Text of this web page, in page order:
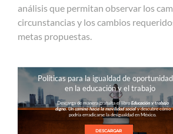
análisis que permitan observar los
circunstancias y los cambios
metas propuestas.
en la educación y el trabajo
Políticas para la igualdad de
Descarga de manera gratuita el libroEducación y trabajo
digno. Un camino hacia la movilidad socialy descubre cómo
podría erradicarse la desigualdad en México.
DESCARGAR